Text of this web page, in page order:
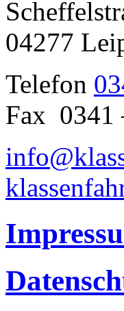
04277
Telefon
Fax 0341